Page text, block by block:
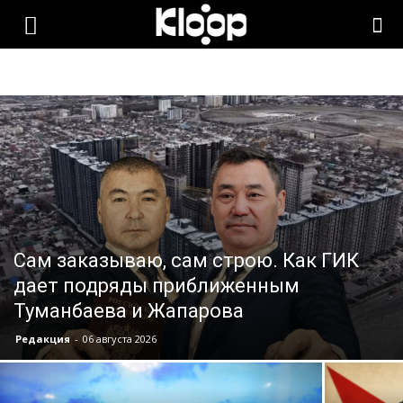
KLOOP.KG
—
Новости
Кыргызстана
Сам заказываю, сам строю. Как ГИК
дает подряды приближенным
Туманбаева и Жапарова
Редакция - 06 августа 2026